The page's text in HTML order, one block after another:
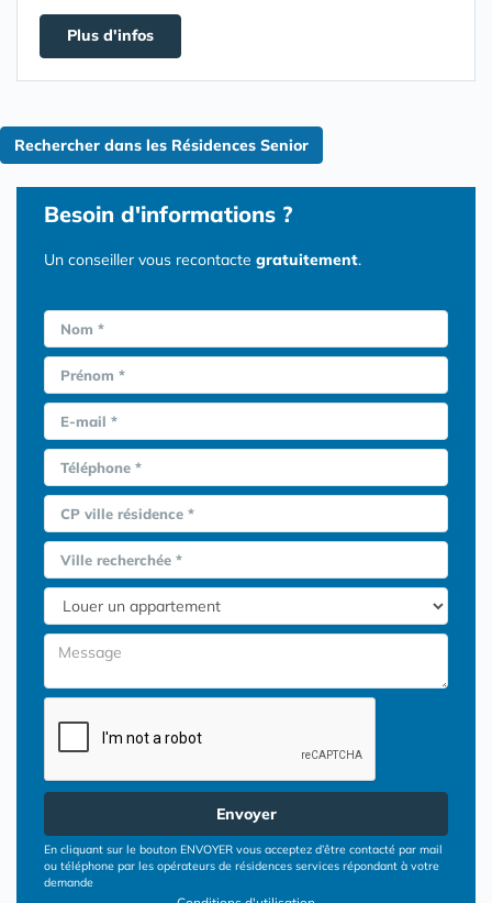
Plus d'infos
Rechercher dans les Résidences Senior
Besoin d'informations ?
Un conseiller vous recontacte gratuitement.
Nom *
Prénom *
E-mail *
Téléphone *
CP ville résidence *
Ville recherchée *
Envoyer
En cliquant sur le bouton ENVOYER vous acceptez d’être contacté par mail
ou téléphone par les opérateurs de résidences services répondant à votre
demande